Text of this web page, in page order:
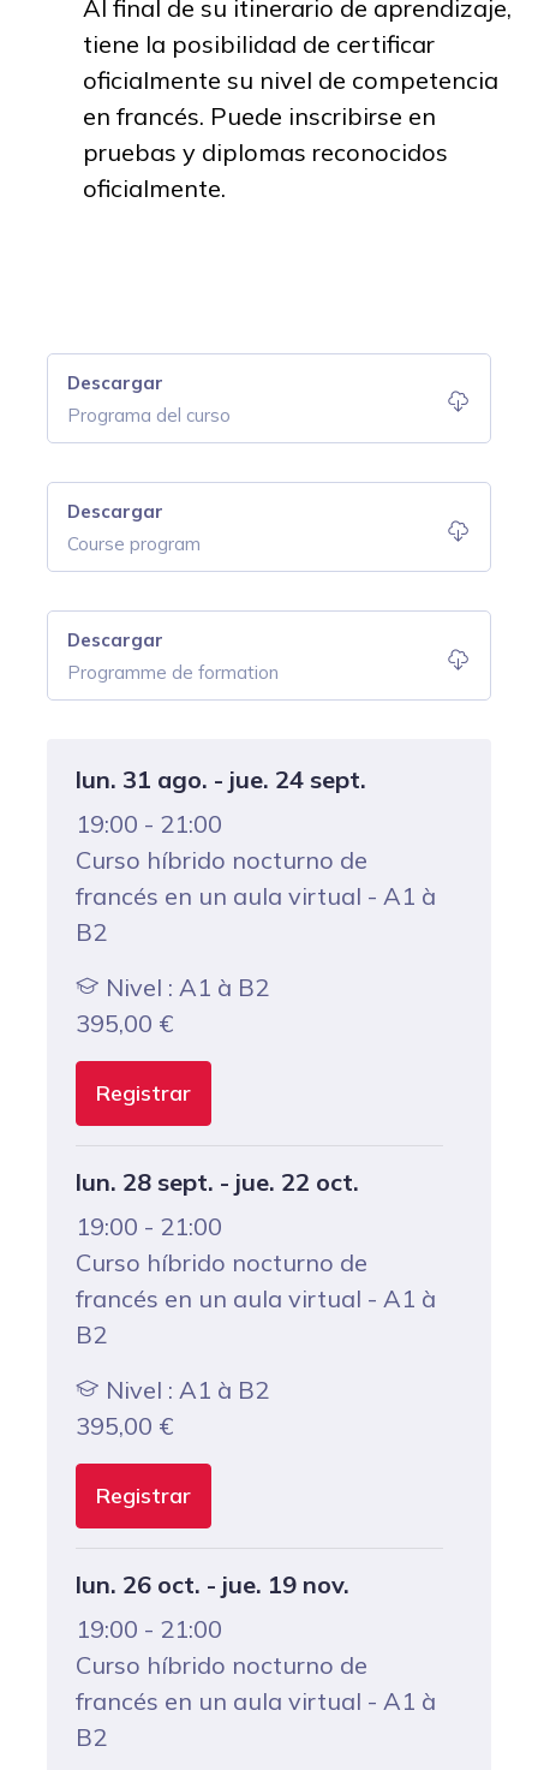
Al final de su itinerario de aprendizaje,
tiene la posibilidad de certificar
oficialmente su nivel de competencia
en francés. Puede inscribirse en
pruebas y diplomas reconocidos
oficialmente.
Descargar
Programa del curso
Descargar
Course program
Descargar
Programme de formation
lun. 31 ago. - jue. 24 sept.
19:00 - 21:00
Curso híbrido nocturno de
francés en un aula virtual - A1 à
B2
Nivel : A1 à B2
395,00 €
Registrar
lun. 28 sept. - jue. 22 oct.
19:00 - 21:00
Curso híbrido nocturno de
francés en un aula virtual - A1 à
B2
Nivel : A1 à B2
395,00 €
Registrar
lun. 26 oct. - jue. 19 nov.
19:00 - 21:00
Curso híbrido nocturno de
francés en un aula virtual - A1 à
B2